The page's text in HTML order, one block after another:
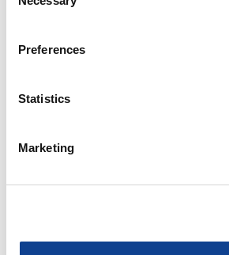
Selection
Preferences
Statistics
Marketing
patrimonio
Temi:Sistemi informativi, piattaforme